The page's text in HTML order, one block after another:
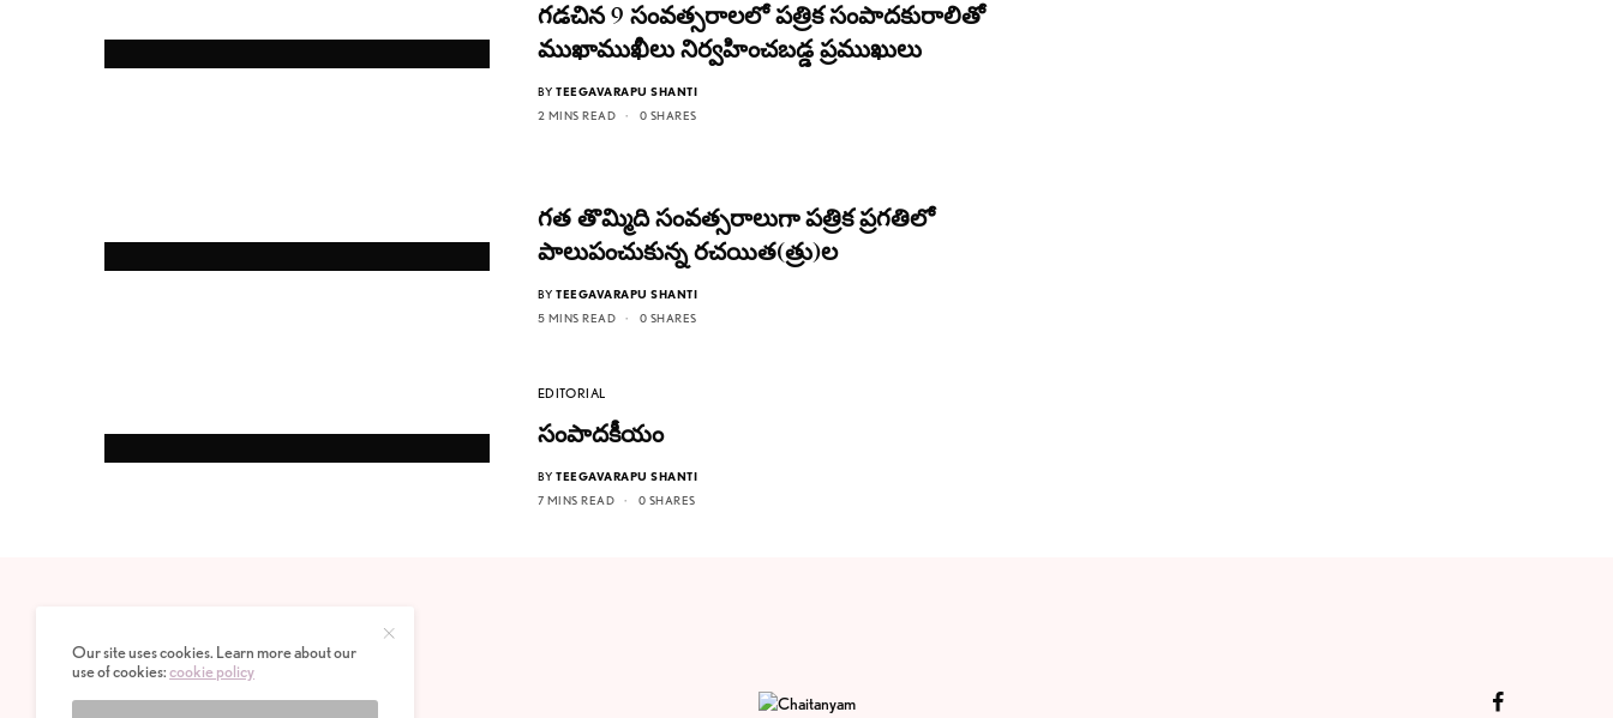
గడచిన 9 సంవత్సరాలలో పత్రిక సంపాదకురాలితో
ముఖాముఖీలు నిర్వహించబడ్డ ప్రముఖులు
BY TEEGAVARAPU SHANTI
2 MINS READ
0 SHARES
గత తొమ్మిది సంవత్సరాలుగా పత్రిక ప్రగతిలో
పాలుపంచుకున్న రచయిత(త్రు)ల
BY TEEGAVARAPU SHANTI
5 MINS READ
0 SHARES
EDITORIAL
సంపాదకీయం
BY TEEGAVARAPU SHANTI
7 MINS READ
0 SHARES
Our site uses cookies. Learn more about our
use of cookies:cookie policy